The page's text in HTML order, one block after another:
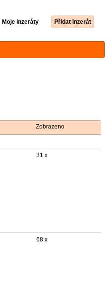
Moje inzeráty Přidat inzerát
Zobrazeno
31 x
68 x